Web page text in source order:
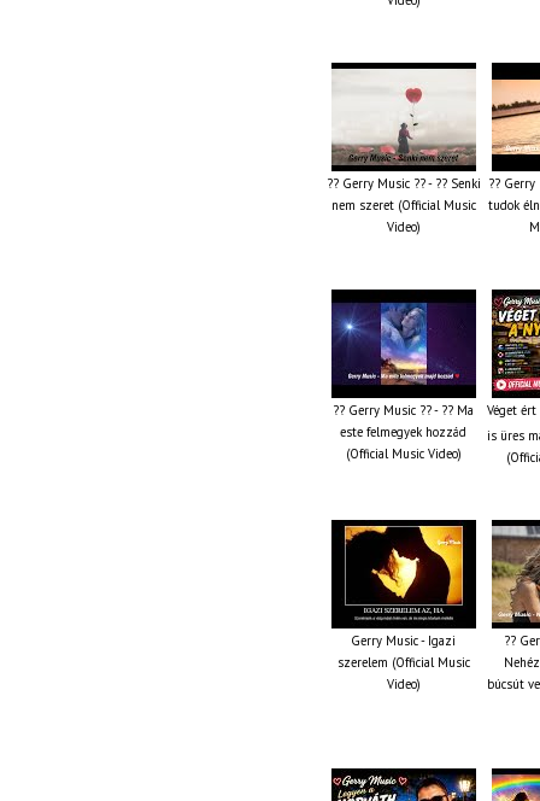
?? Gerry Music ?? - ?? Senki
nem szeret (Official Music
Video)
?? Gerry
tudok
?? Gerry Music ?? - ?? Ma
este felmegyek hozzád
(Official Music Video)
Véget
is üres
Gerry Music - Igazi
szerelem (Official Music
Video)
??
búcsút